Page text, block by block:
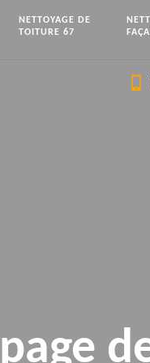
NETTOYAGE DE
TOITURE 67